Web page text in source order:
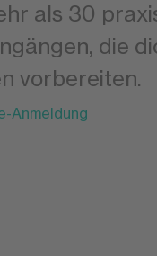
als 30
die
vorbereiten.
Anmeldung